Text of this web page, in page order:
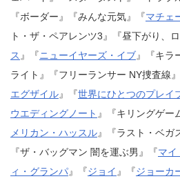
『ボーダー』『みんな元気』『マチェ
ト・ザ・ペアレンツ3』『昼下がり、
ス 』『ニューイヤーズ・イブ』『キラ
ライト』『フリーランサー NY捜査線
エグザイル』『世界にひとつのプレイ
ウエディングノート 』『キリングゲー
メリカン・ハッスル』『ラスト・ベガ
『ザ・バッグマン 闇を運ぶ男』『マイ
ィ・グランパ』『ジョイ 』『ジョーカ